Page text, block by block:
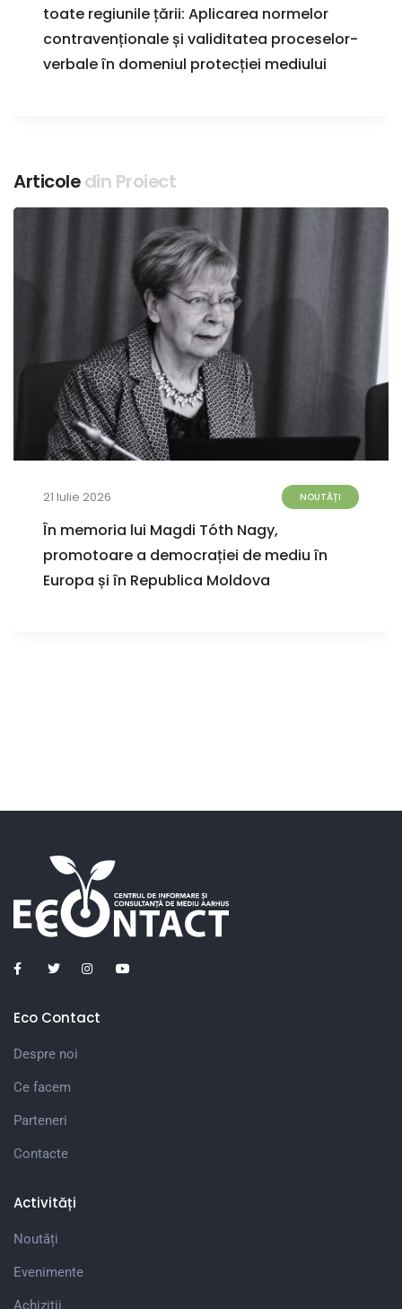
toate regiunile țării: Aplicarea normelor
contravenționale și validitatea proceselor-
verbale în domeniul protecției mediului
Articoledin Proiect
21 Iulie 2026 NOUTĂȚI
În memoria lui Magdi Tóth Nagy,
promotoare a democrației de mediu în
Europa și în Republica Moldova
Eco Contact
Despre noi
Ce facem
Parteneri
Contacte
Activități
Noutăți
Evenimente
Achiziții